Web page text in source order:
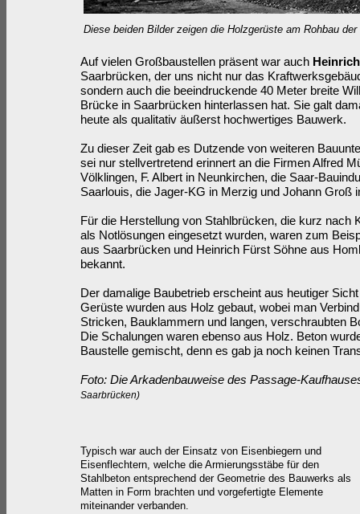
Diese beiden Bilder zeigen die Holzgerüste am Rohbau
Auf vielen Großbaustellen präsent war auch
Saarbrücken, der uns nicht nur das
sondern auch die beeindruckende 40 Meter breite
Brücke in Saarbrücken hinterlassen hat. Sie galt
heute als qualitativ äußerst hochwertiges Bauwerk.
Zu dieser Zeit gab es Dutzende von weiteren
sei nur stellvertretend erinnert an die Firmen Alfred
Völklingen, F. Albert in Neunkirchen, die Saar-
Saarlouis, die Jager-KG in Merzig und Johann Groß
Für die Herstellung von Stahlbrücken, die kurz nach
als Notlösungen eingesetzt wurden, waren zum
aus Saarbrücken und Heinrich Fürst Söhne aus
bekannt.
Der damalige Baubetrieb erscheint aus heutiger
Gerüste wurden aus Holz gebaut, wobei man
Stricken, Bauklammern und langen, verschraubten
Die Schalungen waren ebenso aus Holz. Beton
Baustelle gemischt, denn es gab ja noch keinen
Foto: Die Arkadenbauweise des Passage-
Saarbrücken)
Typisch war auch der Einsatz von Eisenbiegern und
Eisenflechtern, welche die Armierungsstäbe für den
Stahlbeton entsprechend der Geometrie des Bauwerks als
Matten in Form brachten und vorgefertigte Elemente
miteinander verbanden.